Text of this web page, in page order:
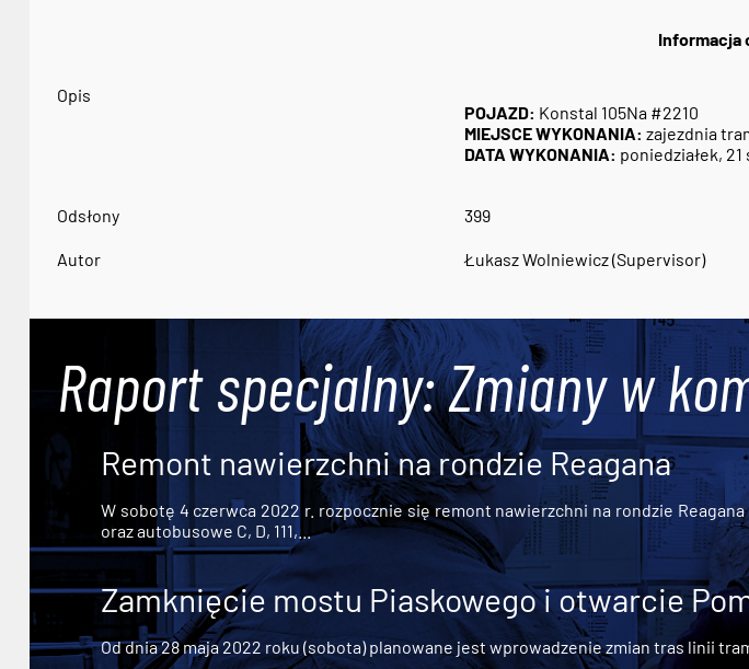
Informacja
Opis
POJAZD: Konstal 105Na #2210
MIEJSCE WYKONANIA: zajezdnia
DATA WYKONANIA: poniedziałek, 21
Odsłony 399
Autor Łukasz Wolniewicz (Supervisor)
Raport specjalny: Zmiany w
Remont nawierzchni na rondzie Reagana
W sobotę 4 czerwca 2022 r. rozpocznie się remont nawierzchni na rondzie
oraz autobusowe C, D, 111,...
Zamknięcie mostu Piaskowego i otwarcie
Od dnia 28 maja 2022 roku (sobota) planowane jest wprowadzenie zmian tras linii